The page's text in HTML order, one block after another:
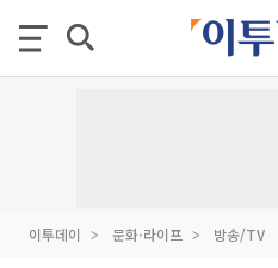
이투데이 문화·라이프 방송/TV